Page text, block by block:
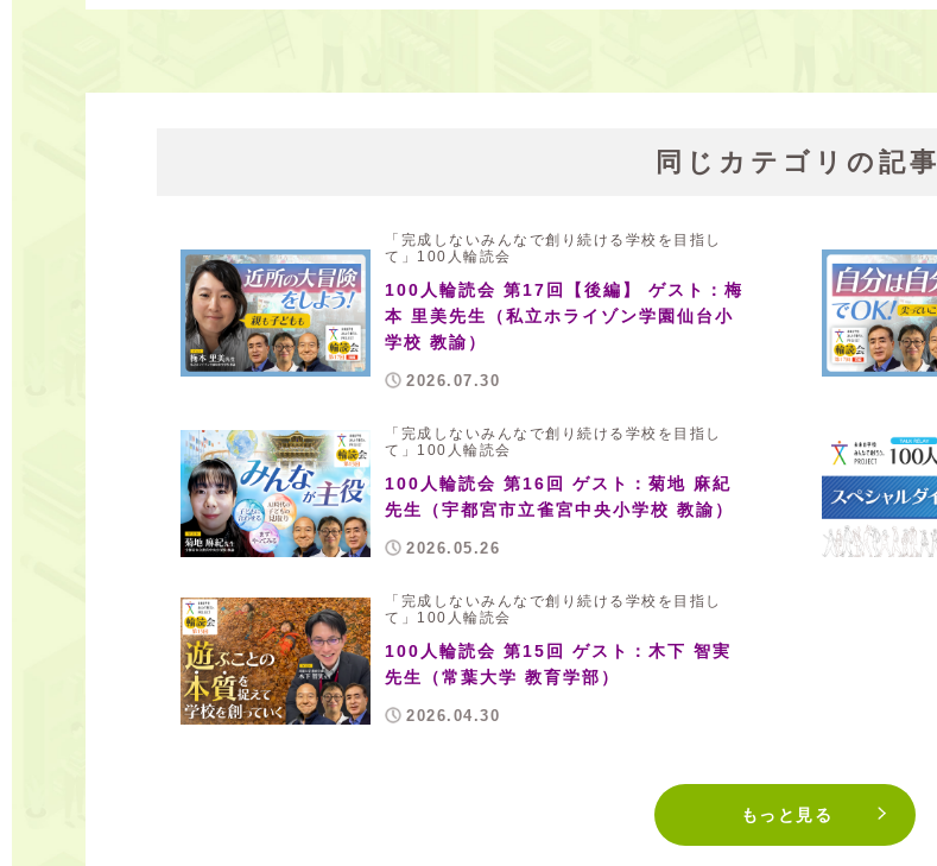
同じカテゴリの記事
「完成しないみんなで創り続ける学校を目指し
て」100人輪読会
100人輪読会 第17回【後編】 ゲスト：梅
本 里美先生（私立ホライゾン学園仙台小
学校 教諭）
2026.07.30
「完成しないみんなで創り続ける学校を目指し
て」100人輪読会
100人輪読会 第16回 ゲスト：菊地 麻紀
先生（宇都宮市立雀宮中央小学校 教諭）
2026.05.26
「完成しないみんなで創り続ける学校を目指し
て」100人輪読会
100人輪読会 第15回 ゲスト：木下 智実
先生（常葉大学 教育学部）
2026.04.30
もっと見る